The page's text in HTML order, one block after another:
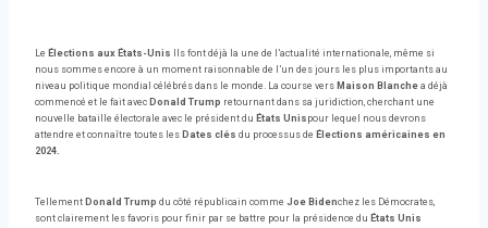
Le Élections aux États-Unis Ils font déjà la une de l’actualité internationale, même si
nous sommes encore à un moment raisonnable de l’un des jours les plus importants au
niveau politique mondial célébrés dans le monde. La course vers Maison Blanche a déjà
commencé et le fait avec Donald Trump retournant dans sa juridiction, cherchant une
nouvelle bataille électorale avec le président du États Unis pour lequel nous devrons
attendre et connaître toutes les Dates clés du processus de Élections américaines en
2024.
Tellement Donald Trump du côté républicain comme Joe Bidenchez les Démocrates,
sont clairement les favoris pour finir par se battre pour la présidence du États Unis